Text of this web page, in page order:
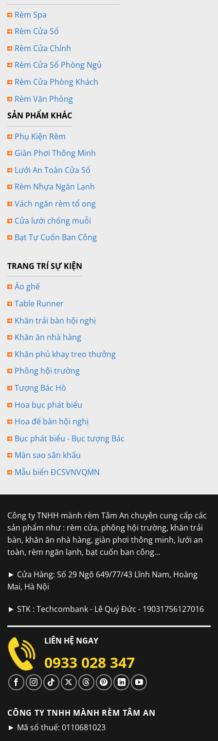
Rèm Spa
Rèm Cửa Sổ
Rèm Cửa Chính
Rèm Cửa Sổ Phòng Ngủ
Rèm Cửa Phòng Khách
Rèm Văn Phòng
SẢN PHẨM KHÁC
Phụ Kiện Rèm
Giàn Phơi Thông Minh
Lưới An Toàn Cửa Sổ
Rèm Nhựa Ngăn Lạnh
Vách ngăn rèm tổ ong
Cửa lưới chống muỗi
Bạt Tự Cuốn Ban Công
TRANG TRÍ SỰ KIỆN
Áo ghế
Table Runner
Khăn trải bàn hội nghị
Khăn ăn nhà hàng
Khăn phủ khay treo thưởng
Phông hội trường
Tượng Bác Hồ
Hoa bục phát biểu
Hoa để bàn hội nghị
Bục phát biểu - Bục tượng Bác
Màn sao sân khấu
Mẫu biển ĐCSVNVQMN
Công ty TNHH mành rèm Tâm An chuyên cung cấp các
sản phẩm như : rèm cửa, phông hội trường, khăn trải
bàn, khăn ăn nhà hàng, giàn phơi thông minh, lưới an
toàn, rèm ngăn lạnh, bạt cuốn ban công...
► Cửa Hàng: Số 29 Ngõ 649/77/43 Lĩnh Nam, Hoàng
Mai, Hà Nội
► STK : Techcombank - Lê Quý Đức - 19031756127016
LIÊN HỆ NGAY
0933 028 347
CÔNG TY TNHH MÀNH RÈM TÂM AN
► Mã số thuế: 0110681023